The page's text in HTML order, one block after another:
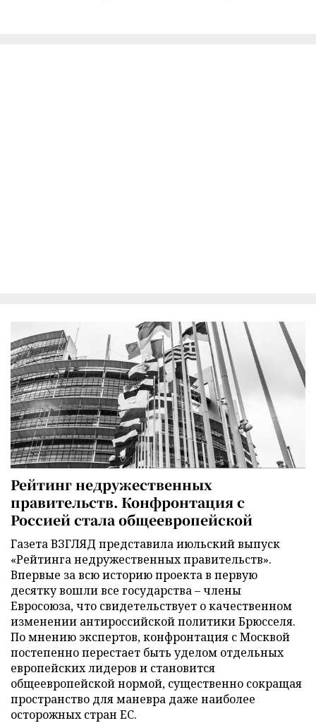
Рейтинг недружественных
правительств. Конфронтация с
Россией стала общеевропейской
Газета ВЗГЛЯД представила июльский выпуск
«Рейтинга недружественных правительств».
Впервые за всю историю проекта в первую
десятку вошли все государства – члены
Евросоюза, что свидетельствует о качественном
изменении антироссийской политики Брюсселя.
По мнению экспертов, конфронтация с Москвой
постепенно перестает быть уделом отдельных
европейских лидеров и становится
общеевропейской нормой, существенно сокращая
пространство для маневра даже наиболее
осторожных стран ЕС.